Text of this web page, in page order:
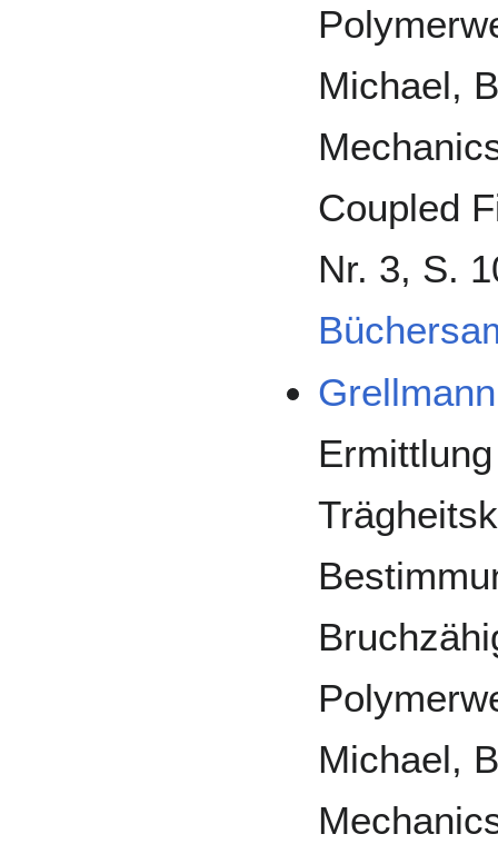
Michael,
Coupled
Nr. 3, S.
Michael,